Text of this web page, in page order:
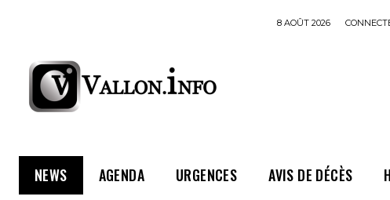
8 AOÛT 2026
NEWS AGENDA URGENCES AVIS DE DÉCÈS